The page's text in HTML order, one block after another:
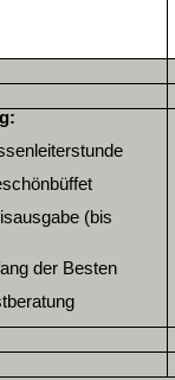
(bis
der Besten